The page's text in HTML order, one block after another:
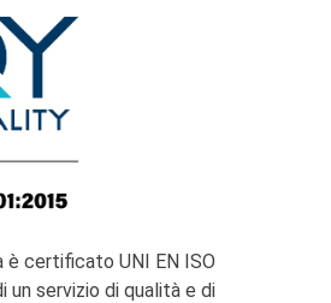
è certificato UNI EN ISO
un servizio di qualità e di